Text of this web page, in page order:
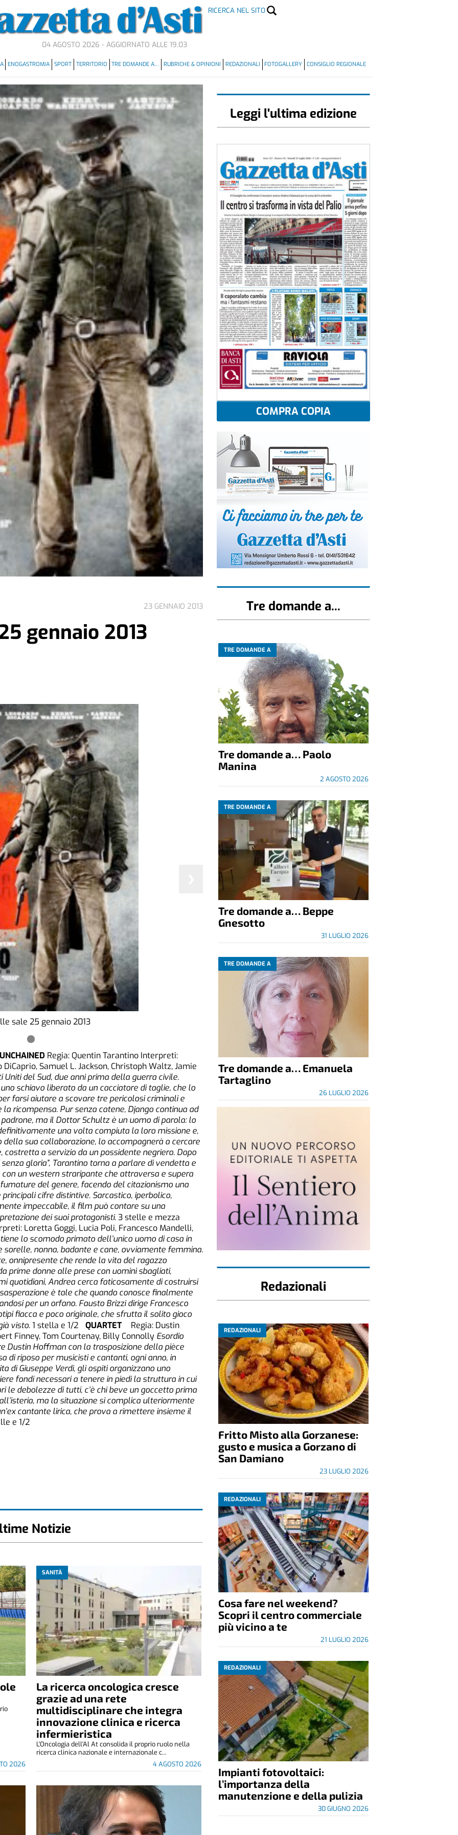
RICERCA NEL SITO
04 AGOSTO 2026 - AGGIORNATO ALLE 19.03
ENOGASTROMIA SPORT TERRITORIO TRE DOMANDE A… RUBRICHE & OPINIONI REDAZIONALI FOTOGALLERY CONSIGLIO REGIONALE
23 GENNAIO 2013
gennaio 2013
sale 25 gennaio 2013
Regia: Quentin Tarantino Interpreti:
DiCaprio, Samuel L. Jackson, Christoph Waltz, Jamie
Uniti del Sud, due anni prima della guerra civile.
schiavo liberato da un cacciatore di taglie, che lo
farsi aiutare a scovare tre pericolosi criminali e
la ricompensa. Pur senza catene, Django continua ad
ma il Dottor Schultz è un uomo di parola: lo
una volta compiuta la loro missione e,
della sua collaborazione, lo accompagnerà a cercare
costretta a servizio da un possidente negriero. Dopo
senza gloria”, Tarantino torna a parlare di vendetta e
un western straripante che attraversa e supera
del genere, facendo del citazionismo una
cifre distintive. Sarcastico, iperbolico,
impeccabile, il film può contare su una
dei suoi protagonisti.3 stelle e mezza
Loretta Goggi, Lucia Poli, Francesco Mandelli,
lo scomodo primato dell’unico uomo di casa in
nonna, badante e cane, ovviamente femmina.
onnipresente che rende la vita del ragazzo
prime donne alle prese con uomini sbagliati,
quotidiani, Andrea cerca faticosamente di costruirsi
è tale che quando conosce finalmente
per un orfano. Fausto Brizzi dirige Francesco
fiacca e poco originale, che sfrutta il solito gioco
visto.1 stella e 1/2 QUARTET
Regia: Dustin
Finney, Tom Courtenay, Billy Connolly Esordio
Dustin Hoffman con la trasposizione della pièce
di riposo per musicisti e cantanti, ogni anno, in
di Giuseppe Verdi, gli ospiti organizzano uno
fondi necessari a tenere in piedi la struttura in cui
le debolezze di tutti, c’è chi beve un goccetto prima
ma la situazione si complica ulteriormente
cantante lirica, che prova a rimettere insieme il
e 1/2
Notizie
2026
SANITÀ
La ricerca oncologica cresce
grazie ad una rete
multidisciplinare che integra
innovazione clinica e ricerca
infermieristica
4 AGOSTO 2026
L'Oncologia dell'Al At consolida il proprio ruolo nella
ricerca clinica nazionale e internazionale c...
Leggi l'ultima edizione
COMPRA COPIA
Tre domande a...
TRE DOMANDE A
Tre domande a… Paolo
Manina
2 AGOSTO 2026
TRE DOMANDE A
Tre domande a… Beppe
Gnesotto
31 LUGLIO 2026
TRE DOMANDE A
Tre domande a… Emanuela
Tartaglino
26 LUGLIO 2026
Redazionali
REDAZIONALI
Fritto Misto alla Gorzanese:
gusto e musica a Gorzano di
San Damiano
23 LUGLIO 2026
REDAZIONALI
Cosa fare nel weekend?
Scopri il centro commerciale
più vicino a te
21 LUGLIO 2026
REDAZIONALI
Impianti fotovoltaici:
l’importanza della
manutenzione e della pulizia
30 GIUGNO 2026